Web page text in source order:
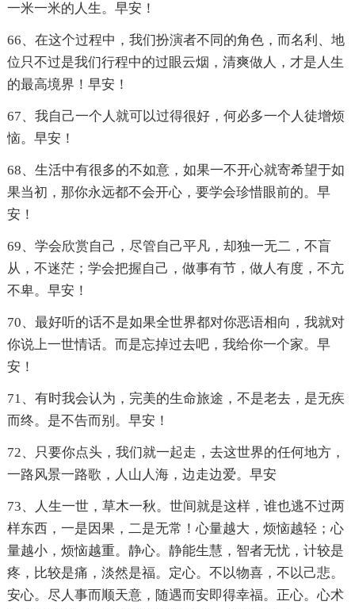
一米一米的人生。早安！
66、在这个过程中，我们扮演者不同的角色，而名利、地
位只不过是我们行程中的过眼云烟，清爽做人，才是人生
的最高境界！早安！
67、我自己一个人就可以过得很好，何必多一个人徒增烦
恼。早安！
68、生活中有很多的不如意，如果一不开心就寄希望于如
果当初，那你永远都不会开心，要学会珍惜眼前的。早
安！
69、学会欣赏自己，尽管自己平凡，却独一无二，不盲
从，不迷茫；学会把握自己，做事有节，做人有度，不亢
不卑。早安！
70、最好听的话不是如果全世界都对你恶语相向，我就对
你说上一世情话。而是忘掉过去吧，我给你一个家。早
安！
71、有时我会认为，完美的生命旅途，不是老去，是无疾
而终。是不告而别。早安！
72、只要你点头，我们就一起走，去这世界的任何地方，
一路风景一路歌，人山人海，边走边爱。早安
73、人生一世，草木一秋。世间就是这样，谁也逃不过两
样东西，一是因果，二是无常！心量越大，烦恼越轻；心
量越小，烦恼越重。静心。静能生慧，智者无忧，计较是
疼，比较是痛，淡然是福。定心。不以物喜，不以己悲。
安心。尽人事而顺天意，随遇而安即得幸福。正心。心术